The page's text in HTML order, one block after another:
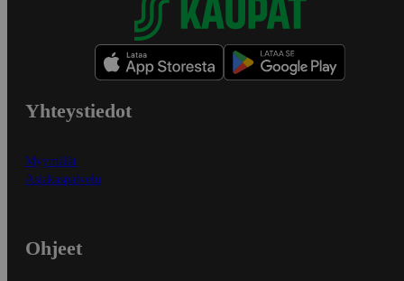
Yhteystiedot
Myymälät
Asiakaspalvelu
Ohjeet